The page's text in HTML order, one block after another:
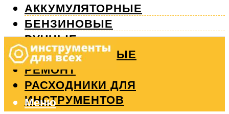
АККУМУЛЯТОРНЫЕ
БЕНЗИНОВЫЕ
РУЧНЫЕ
ИЗМЕРИТЕЛЬНЫЕ
РЕМОНТ
РАСХОДНИКИ ДЛЯ
ИНСТРУМЕНТОВ
Меню